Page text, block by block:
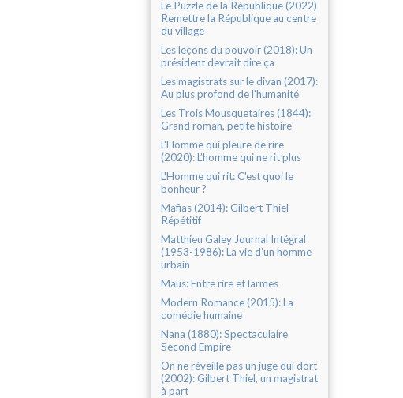
Le Puzzle de la République (2022)
Remettre la République au centre
du village
Les leçons du pouvoir (2018): Un
président devrait dire ça
Les magistrats sur le divan (2017):
Au plus profond de l'humanité
Les Trois Mousquetaires (1844):
Grand roman, petite histoire
L'Homme qui pleure de rire
(2020): L’homme qui ne rit plus
L'Homme qui rit: C'est quoi le
bonheur ?
Mafias (2014): Gilbert Thiel
Répétitif
Matthieu Galey Journal Intégral
(1953-1986): La vie d’un homme
urbain
Maus: Entre rire et larmes
Modern Romance (2015): La
comédie humaine
Nana (1880): Spectaculaire
Second Empire
On ne réveille pas un juge qui dort
(2002): Gilbert Thiel, un magistrat
à part